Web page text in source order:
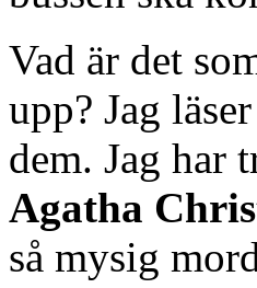
Vad är det
upp? Jag
dem. Jag har
Agatha
så mysig